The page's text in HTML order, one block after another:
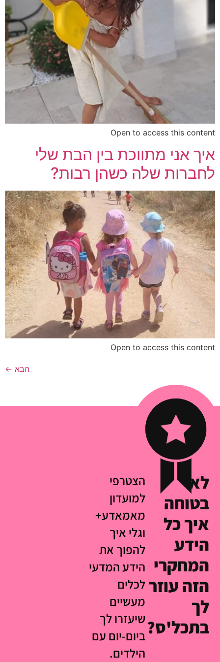
Open to access this content
איך אני מתווכת בין הבת שלי
לחברות שלה כשהן רבות?
Open to access this content
הבא ←
לא
בטוחה
איך כל
הידע
המחקרי
הזה עוזר
לך
בתכל'ס?
הצטרפי
למועדון
מאמאדע+
וגלי איך
להפוך את
הידע המדעי
לכלים
מעשיים
שיעזרו לך
ביום-יום עם
הילדים.